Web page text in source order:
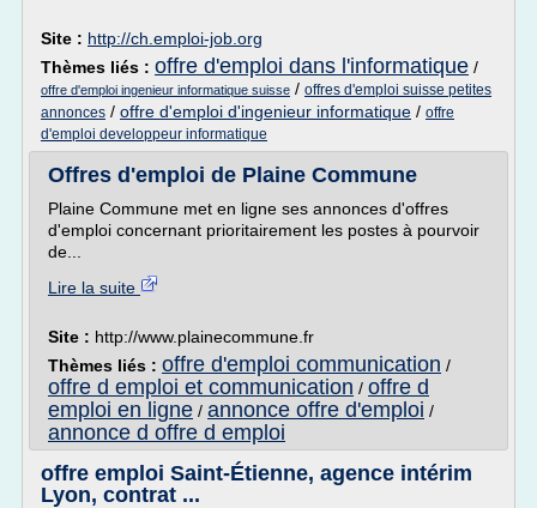
Site : http://ch.emploi-job.org
Thèmes liés : offre d'emploi dans l'informatique /
offre d'emploi ingenieur informatique suisse / offres d'emploi suisse petites
annonces / offre d'emploi d'ingenieur informatique / offre
d'emploi developpeur informatique
Offres d'emploi de Plaine Commune
Plaine Commune met en ligne ses annonces d'offres
d'emploi concernant prioritairement les postes à pourvoir
de...
Lire la suite
Site : http://www.plainecommune.fr
Thèmes liés : offre d'emploi communication /
offre d emploi et communication / offre d
emploi en ligne / annonce offre d'emploi /
annonce d offre d emploi
offre emploi Saint-Étienne, agence intérim
Lyon, contrat ...